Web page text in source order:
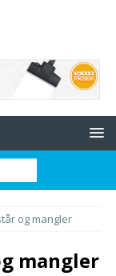
og mangler
mangler